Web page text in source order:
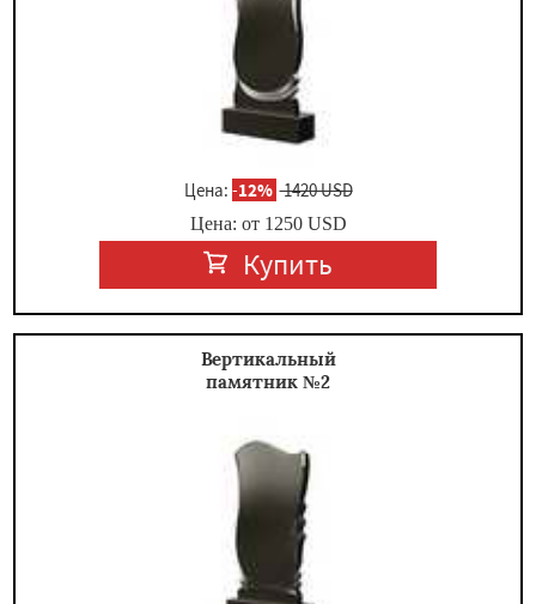
Цена: -12% 1420 USD
Цена: от 1250USD
Купить
Вертикальный
памятник №2